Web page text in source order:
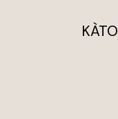
KÀTO